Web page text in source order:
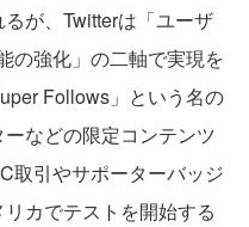
が、Twitterは「ユーザ
の強化」の二軸で実現を
Follows」という名の
などの限定コンテンツ
取引やサポーターバッジ
カでテストを開始する